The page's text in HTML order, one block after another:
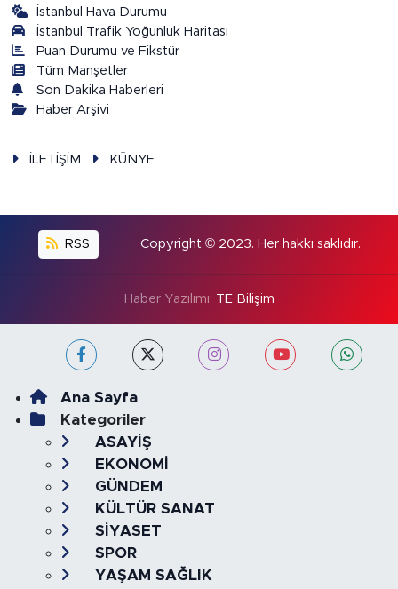
İstanbul Hava Durumu
İstanbul Trafik Yoğunluk Haritası
Puan Durumu ve Fikstür
Tüm Manşetler
Son Dakika Haberleri
Haber Arşivi
İLETİŞİM KÜNYE
RSS Copyright © 2023. Her hakkı saklıdır.
Haber Yazılımı: TE Bilişim
Ana Sayfa
Kategoriler
ASAYİŞ
EKONOMİ
GÜNDEM
KÜLTÜR SANAT
SİYASET
SPOR
YAŞAM SAĞLIK